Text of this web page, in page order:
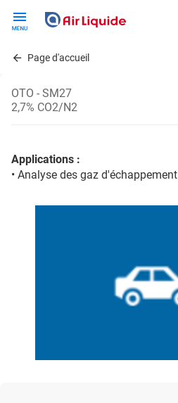
contentPage d'accueil
OTO - SM27
2,7% CO2/N2
Applications :
• Analyse des gaz d'échappement